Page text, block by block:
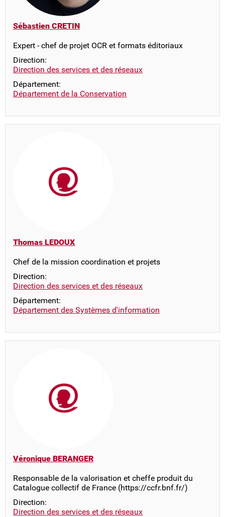
Sébastien CRETIN
Expert - chef de projet OCR et formats éditoriaux
Direction:
Direction des services et des réseaux
Département:
Département de la Conservation
Thomas LEDOUX
Chef de la mission coordination et projets
Direction:
Direction des services et des réseaux
Département:
Département des Systèmes d'information
Véronique BERANGER
Responsable de la valorisation et cheffe produit du
Catalogue collectif de France (https://ccfr.bnf.fr/)
Direction:
Direction des services et des réseaux